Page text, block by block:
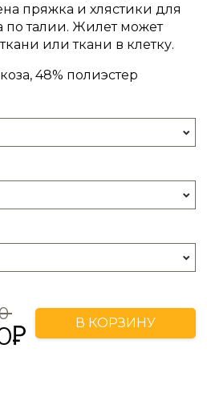
пряжка и хлястики для
по талии. Жилет может
или ткани в клетку.
48% полиэстер
В КОРЗИНУ